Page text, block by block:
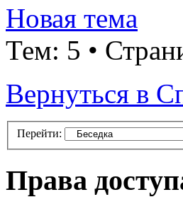
Новая тема
Тем: 5 •
Вернуться в
Перейти:
Права